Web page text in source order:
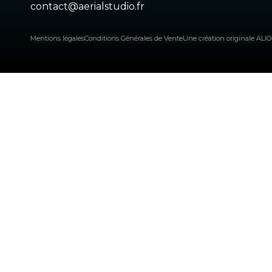
contact@aerialstudio.fr
Mentions légalesConditions Générales de VenteUne création originale